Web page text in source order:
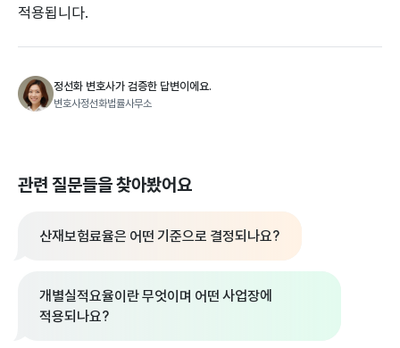
적용됩니다.
정선화 변호사가 검증한 답변이에요.
변호사정선화법률사무소
관련 질문들을 찾아봤어요
산재보험료율은 어떤 기준으로 결정되나요?
개별실적요율이란 무엇이며 어떤 사업장에
적용되나요?